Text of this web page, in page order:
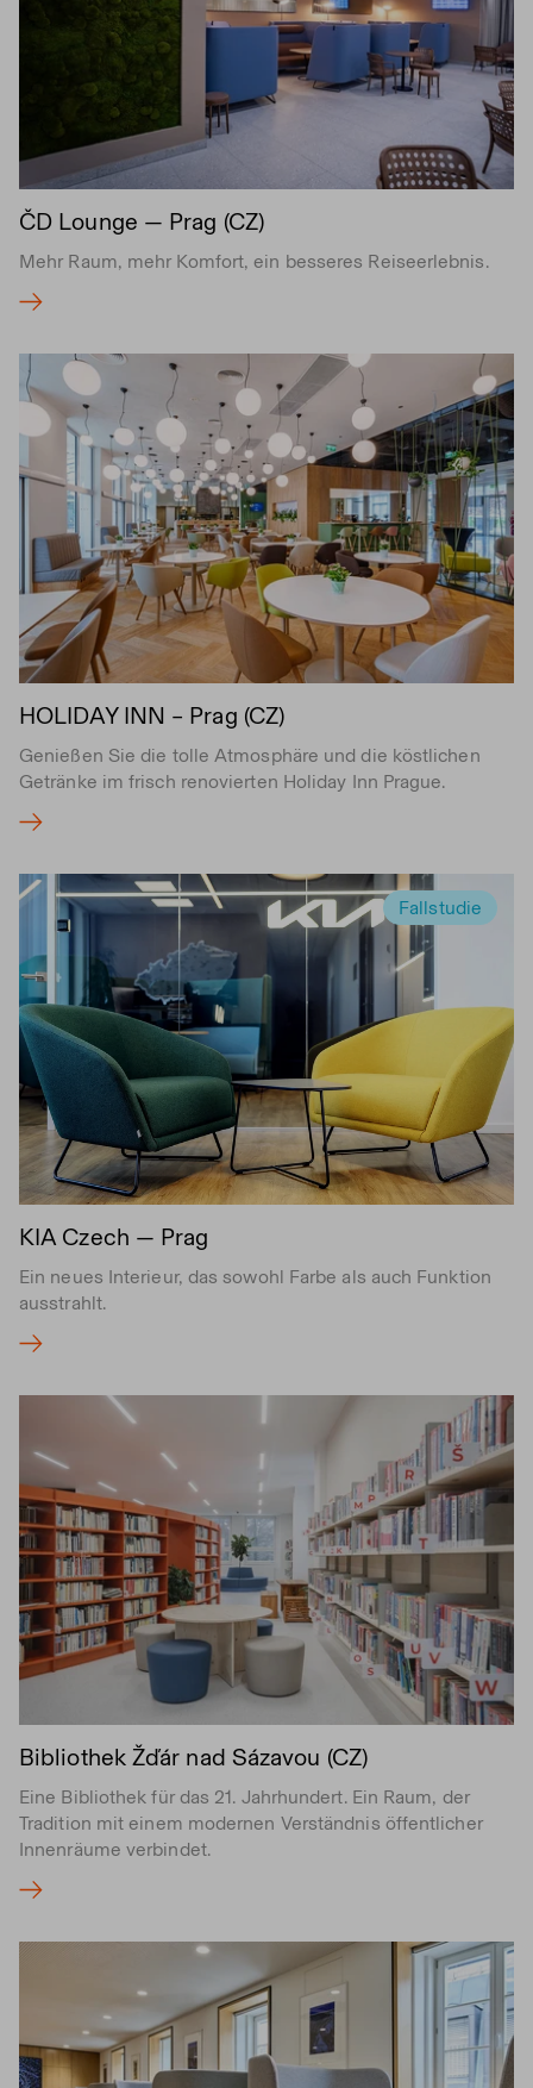
ČD Lounge — Prag (CZ)
Mehr Raum, mehr Komfort, ein besseres Reiseerlebnis.
HOLIDAY INN – Prag (CZ)
Genießen Sie die tolle Atmosphäre und die köstlichen
Getränke im frisch renovierten Holiday Inn Prague.
Fallstudie
KIA Czech — Prag
Ein neues Interieur, das sowohl Farbe als auch Funktion
ausstrahlt.
Bibliothek Žďár nad Sázavou (CZ)
Eine Bibliothek für das 21. Jahrhundert. Ein Raum, der
Tradition mit einem modernen Verständnis öffentlicher
Innenräume verbindet.